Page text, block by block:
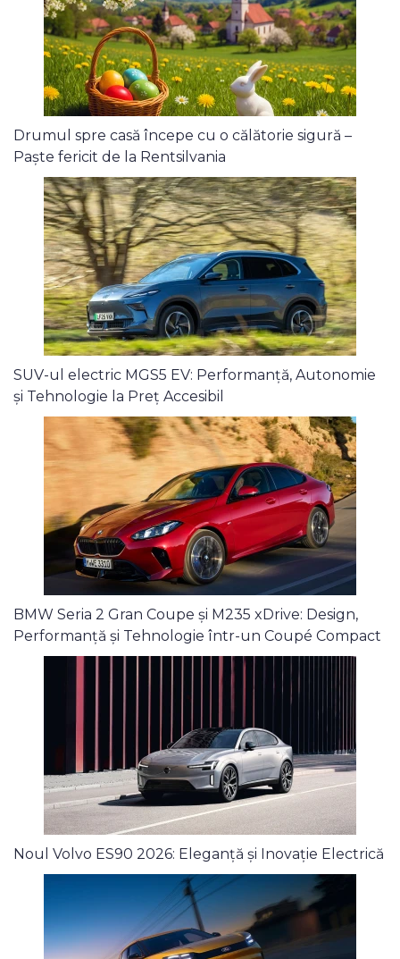
Drumul spre casă începe cu o călătorie sigură –
Paște fericit de la Rentsilvania
SUV-ul electric MGS5 EV: Performanță, Autonomie
și Tehnologie la Preț Accesibil
BMW Seria 2 Gran Coupe și M235 xDrive: Design,
Performanță și Tehnologie într-un Coupé Compact
Noul Volvo ES90 2026: Eleganță și Inovație Electrică